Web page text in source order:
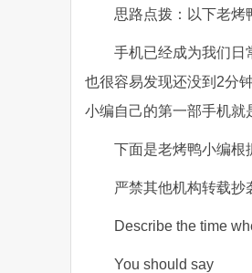
思路点拨：以下老烤
手机已经成为我们日
也很容易发现还没到2分
小编自己的第一部手机就
下面是老烤鸭小编根
严禁其他机构转载抄
Describe the time
You should say